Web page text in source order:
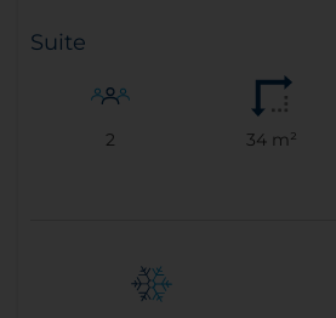
Suite
2 34 m²